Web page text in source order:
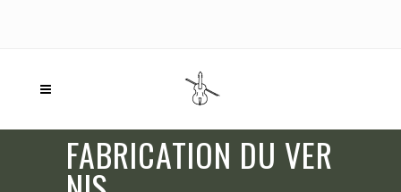
FABRICATION DU VER